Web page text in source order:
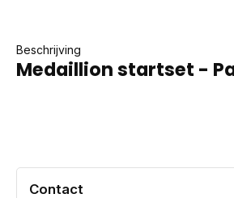
Beschrijving
Medaillion startset -
Contact